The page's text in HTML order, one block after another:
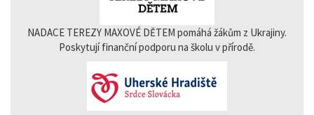
NADACE TEREZY MAXOVÉ DĚTEM pomáhá žákům z Ukrajiny.
Poskytují finanční podporu na školu v přírodě.